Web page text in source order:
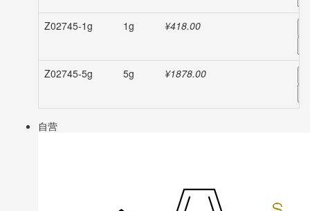
Z02745-1g 1g ¥418.00
Z02745-5g 5g ¥1878.00
自营